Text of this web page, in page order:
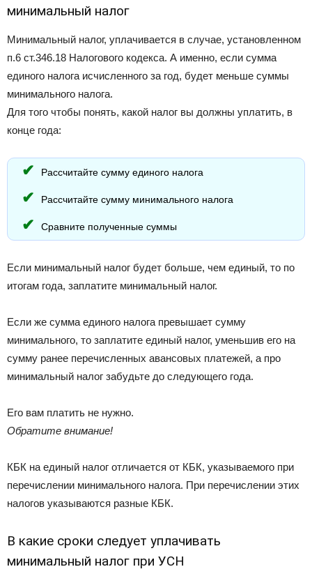
минимальный налог
Минимальный налог, уплачивается в случае, установленном
п.6 ст.346.18 Налогового кодекса. А именно, если сумма
единого налога исчисленного за год, будет меньше суммы
минимального налога.
Для того чтобы понять, какой налог вы должны уплатить, в
конце года:
Рассчитайте сумму единого налога
Рассчитайте сумму минимального налога
Сравните полученные суммы
Если минимальный налог будет больше, чем единый, то по
итогам года, заплатите минимальный налог.
Если же сумма единого налога превышает сумму
минимального, то заплатите единый налог, уменьшив его на
сумму ранее перечисленных авансовых платежей, а про
минимальный налог забудьте до следующего года.
Его вам платить не нужно.
Обратите внимание!
КБК на единый налог отличается от КБК, указываемого при
перечислении минимального налога. При перечислении этих
налогов указываются разные КБК.
В какие сроки следует уплачивать
минимальный налог при УСН